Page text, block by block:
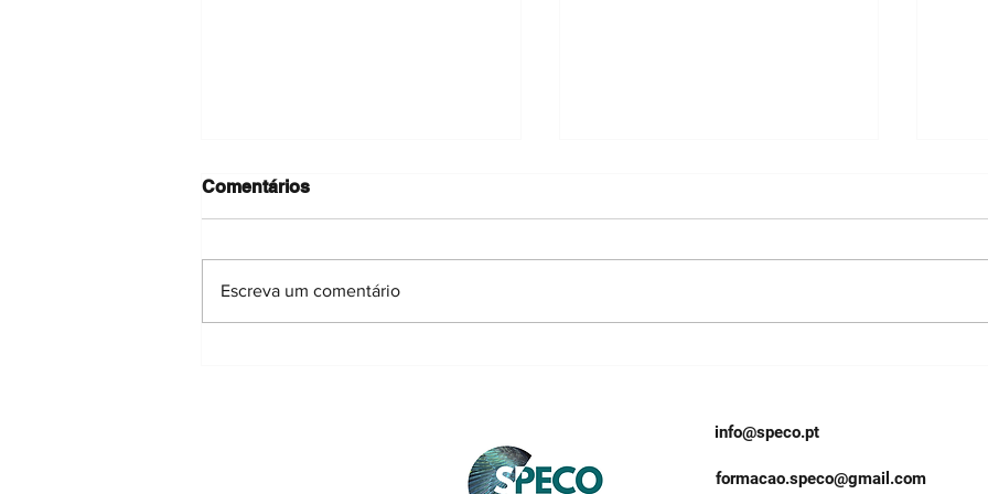
Comentários
Escreva um comentário
info@speco.pt
formacao.speco@gmail.com